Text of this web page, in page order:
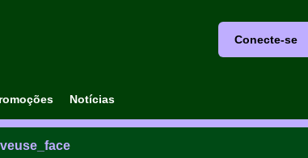
Conecte-se
Notícias